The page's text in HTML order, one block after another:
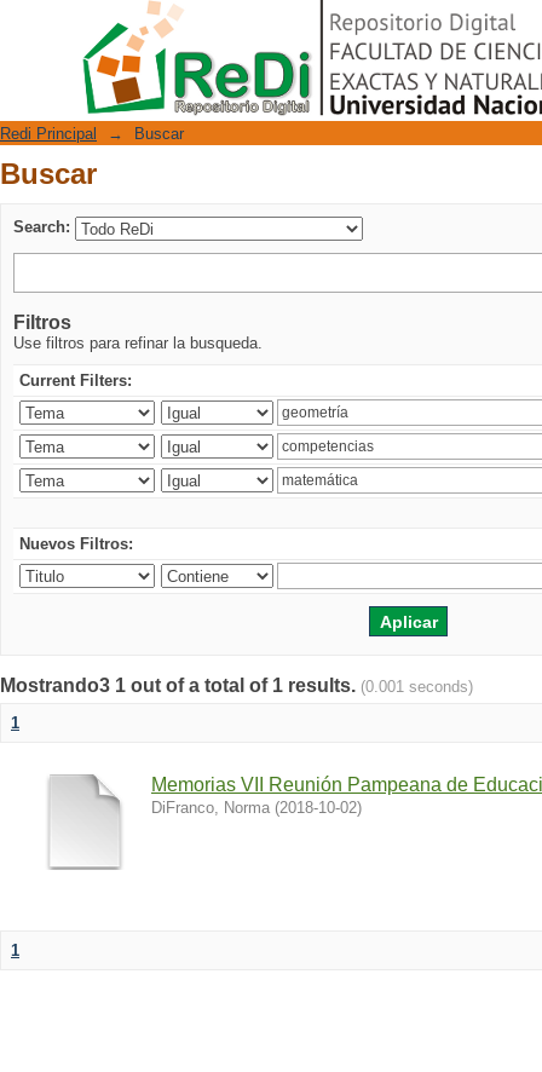
Repositorio Digital
Redi Principal → Buscar
Buscar
Search:
Filtros
Use filtros para refinar la busqueda.
Current Filters:
Nuevos Filtros:
Mostrando3 1 out of a total of 1 results. (0.001 seconds)
1
Memorias VII Reunión Pampeana de
DiFranco, Norma (2018-10-02)
1